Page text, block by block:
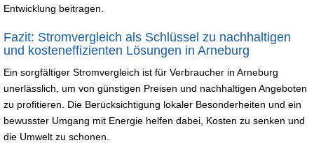
Entwicklung beitragen.
Fazit: Stromvergleich als Schlüssel zu nachhaltigen
und kosteneffizienten Lösungen in Arneburg
Ein sorgfältiger Stromvergleich ist für Verbraucher in Arneburg
unerlässlich, um von günstigen Preisen und nachhaltigen Angeboten
zu profitieren. Die Berücksichtigung lokaler Besonderheiten und ein
bewusster Umgang mit Energie helfen dabei, Kosten zu senken und
die Umwelt zu schonen.